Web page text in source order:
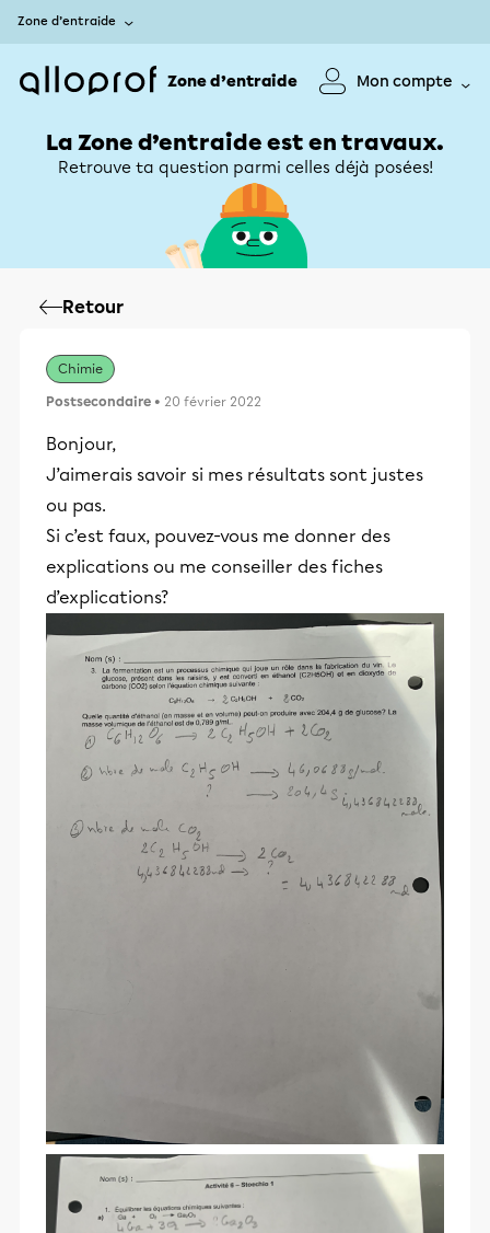
Zone d’entraide
Zone d’entraide Mon compte
La Zone d’entraide est en travaux.
Retrouve ta question parmi celles déjà posées!
Retour
Chimie
Postsecondaire • 20 février 2022
Bonjour,
J’aimerais savoir si mes résultats sont justes
ou pas.
Si c’est faux, pouvez-vous me donner des
explications ou me conseiller des fiches
d’explications?